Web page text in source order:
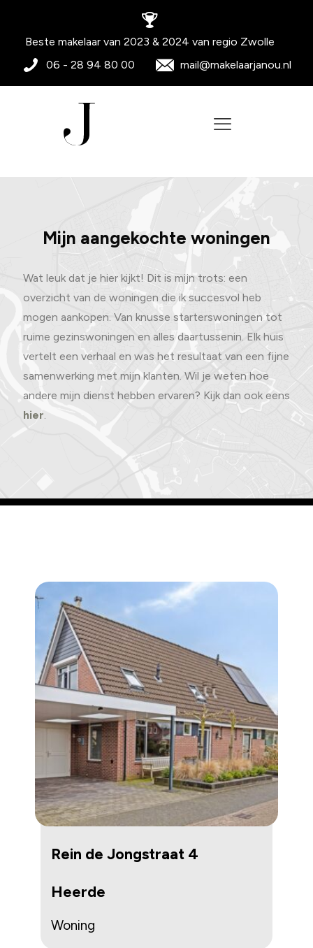
Beste makelaar van 2023 & 2024 van regio Zwolle
06 - 28 94 80 00
mail@makelaarjanou.nl
Mijn aangekochte woningen
Wat leuk dat je hier kijkt! Dit is mijn trots: een
overzicht van de woningen die ik succesvol heb
mogen aankopen. Van knusse starterswoningen tot
ruime gezinswoningen en alles daartussenin. Elk huis
vertelt een verhaal en was het resultaat van een fijne
samenwerking met mijn klanten. Wil je weten hoe
andere mijn dienst hebben ervaren? Kijk dan ook eens
hier.
Rein de Jongstraat 4
Heerde
Woning